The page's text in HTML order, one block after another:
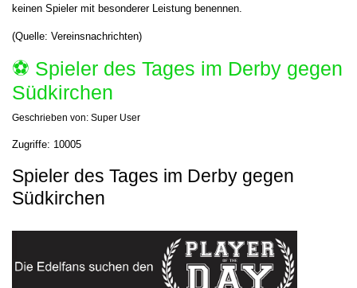
keinen Spieler mit besonderer Leistung benennen.
(Quelle: Vereinsnachrichten)
⚽️ Spieler des Tages im Derby gegen
Südkirchen
Geschrieben von: Super User
Zugriffe: 10005
Spieler des Tages im Derby gegen
Südkirchen